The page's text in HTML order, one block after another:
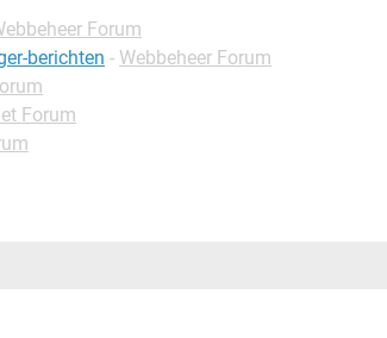
Forum
berichten - Webbeheer Forum
Forum